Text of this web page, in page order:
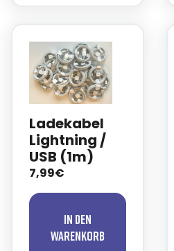
Ladekabel
Lightning /
USB (1m)
7,99€
In den
Warenkorb